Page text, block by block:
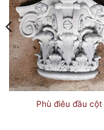
Phù điêu đầu cột